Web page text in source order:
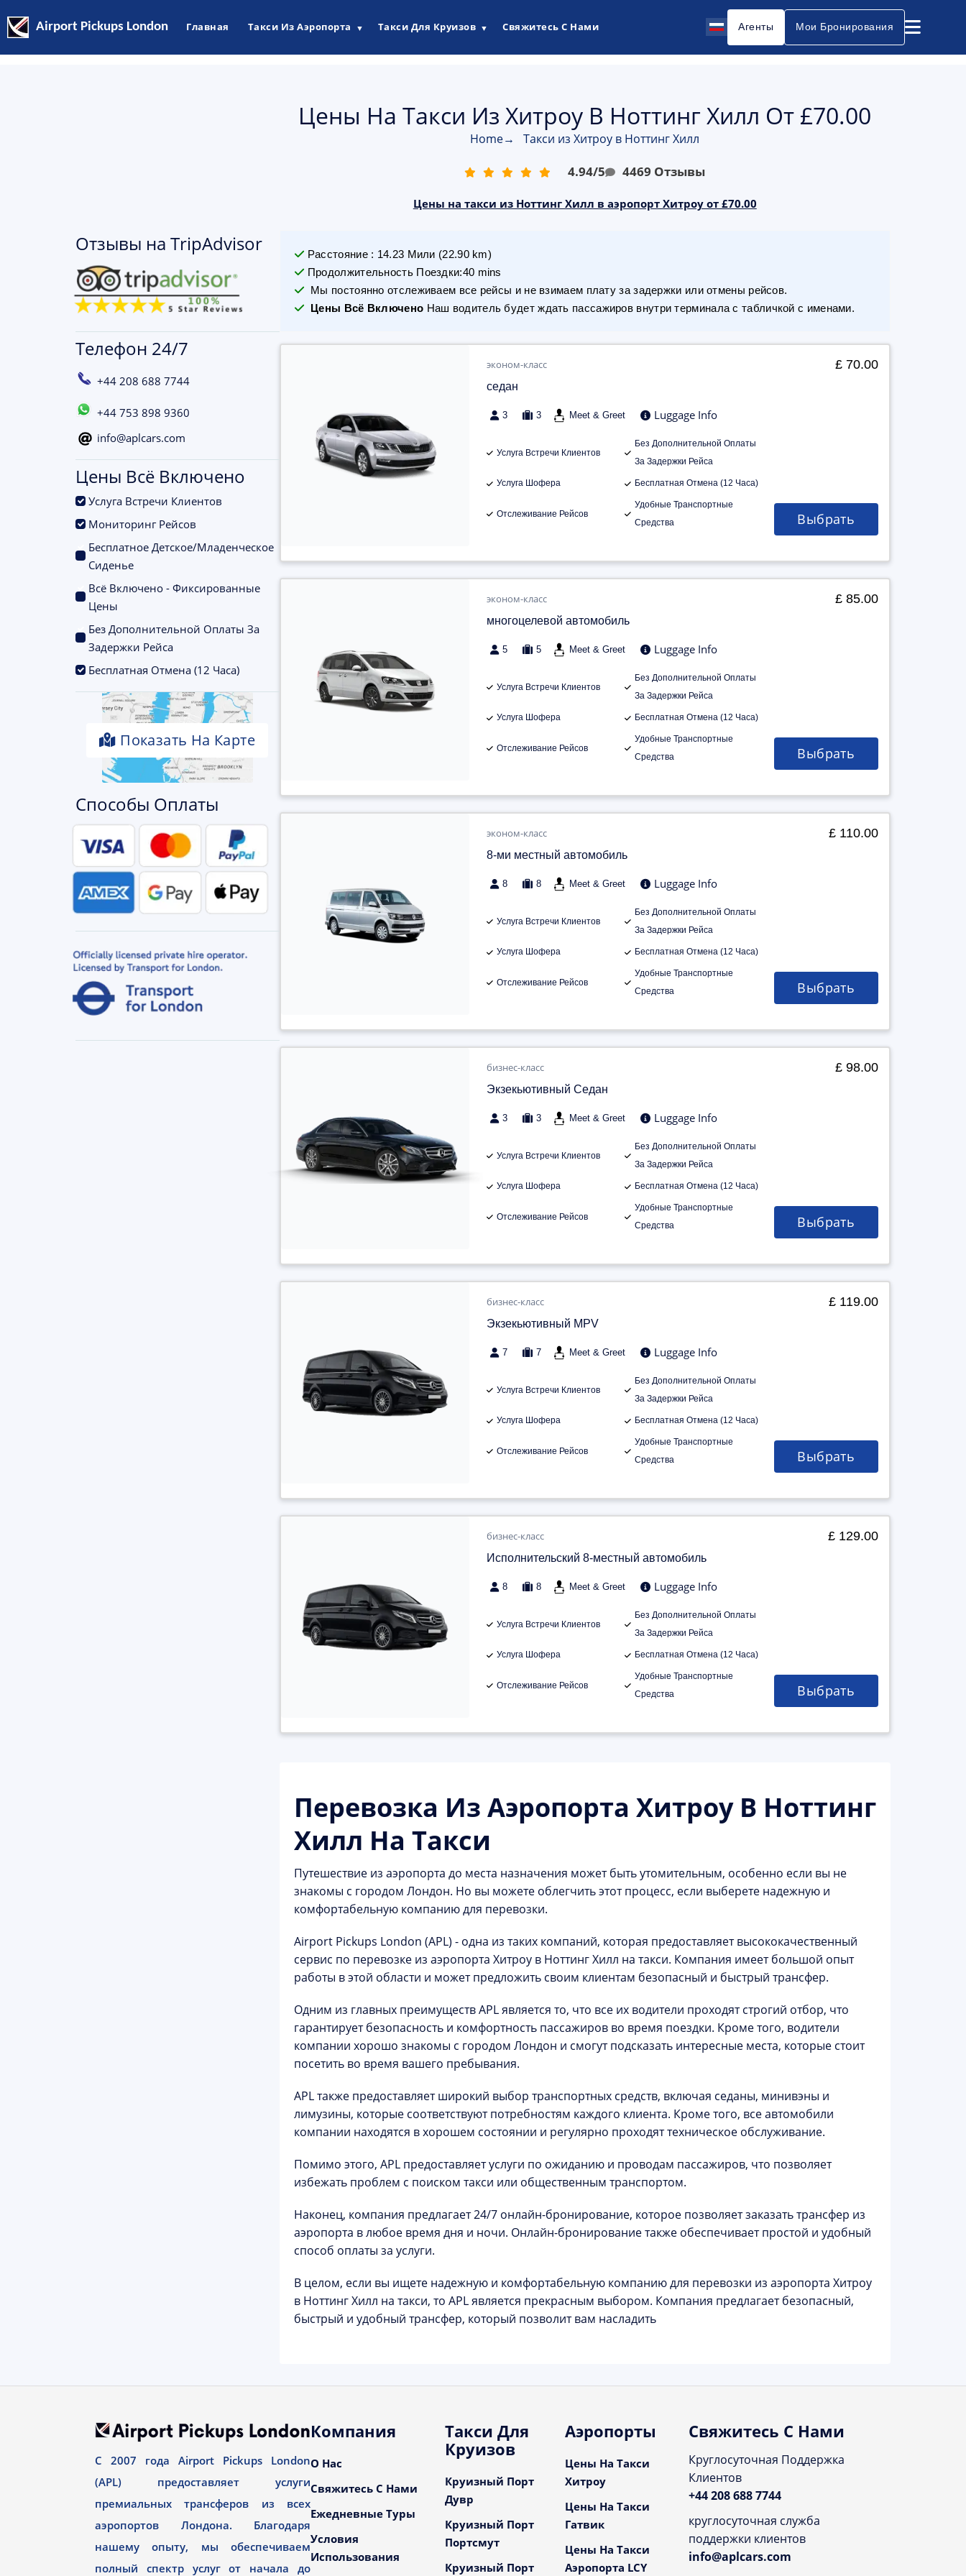
Airport Pickups London Главная Такси Из Аэропорта ▼ Такси Для Круизов ▼ Свяжитесь С Нами Агенты Мои Бронирования
Отзывы на TripAdvisor
Телефон 24/7
+44 208 688 7744
+44 753 898 9360
info@aplcars.com
Цены Всё Включено
Услуга Встречи Клиентов
Мониторинг Рейсов
Бесплатное Детское/Младенческое
Сиденье
Всё Включено - Фиксированные
Цены
Без Дополнительной Оплаты За
Задержки Рейса
Бесплатная Отмена (12 Часа)
Показать На Карте
Способы Оплаты
Цены На Такси Из Хитроу В Ноттинг Хилл От £70.00
Home→ Такси из Хитроу в Ноттинг Хилл
4.94/5 4469 Отзывы
Цены на такси из Ноттинг Хилл в аэропорт Хитроу от £70.00
Расстояние: 14.23 Мили (22.90km)
Продолжительность Поездки:40 mins
Мы постоянно отслеживаем все рейсы и не взимаем плату за задержки или отмены рейсов.
Цены Всё Включено Наш водитель будет ждать пассажиров внутри терминала с табличкой с именами.
эконом-класс
седан
3 3 Meet & Greet Luggage Info
Услуга Встречи Клиентов
Без Дополнительной Оплаты
За Задержки Рейса
Услуга Шофера Бесплатная Отмена (12 Часа)
Отслеживание Рейсов
Удобные Транспортные
Средства
£ 70.00
Выбрать
эконом-класс
многоцелевой автомобиль
5 5 Meet & Greet Luggage Info
Услуга Встречи Клиентов
Без Дополнительной Оплаты
За Задержки Рейса
Услуга Шофера Бесплатная Отмена (12 Часа)
Отслеживание Рейсов
Удобные Транспортные
Средства
£ 85.00
Выбрать
эконом-класс
8-ми местный автомобиль
8 8 Meet & Greet Luggage Info
Услуга Встречи Клиентов
Без Дополнительной Оплаты
За Задержки Рейса
Услуга Шофера Бесплатная Отмена (12 Часа)
Отслеживание Рейсов
Удобные Транспортные
Средства
£ 110.00
Выбрать
бизнес-класс
Экзекьютивный Седан
3 3 Meet & Greet Luggage Info
Услуга Встречи Клиентов
Без Дополнительной Оплаты
За Задержки Рейса
Услуга Шофера Бесплатная Отмена (12 Часа)
Отслеживание Рейсов
Удобные Транспортные
Средства
£ 98.00
Выбрать
бизнес-класс
Экзекьютивный MPV
7 7 Meet & Greet Luggage Info
Услуга Встречи Клиентов
Без Дополнительной Оплаты
За Задержки Рейса
Услуга Шофера Бесплатная Отмена (12 Часа)
Отслеживание Рейсов
Удобные Транспортные
Средства
£ 119.00
Выбрать
бизнес-класс
Исполнительский 8-местный автомобиль
8 8 Meet & Greet Luggage Info
Услуга Встречи Клиентов
Без Дополнительной Оплаты
За Задержки Рейса
Услуга Шофера Бесплатная Отмена (12 Часа)
Отслеживание Рейсов
Удобные Транспортные
Средства
£ 129.00
Выбрать
Перевозка Из Аэропорта Хитроу В Ноттинг
Хилл На Такси
Путешествие из аэропорта до места назначения может быть утомительным, особенно если вы не
знакомы с городом Лондон. Но вы можете облегчить этот процесс, если выберете надежную и
комфортабельную компанию для перевозки.
Airport Pickups London (APL) - одна из таких компаний, которая предоставляет высококачественный
сервис по перевозке из аэропорта Хитроу в Ноттинг Хилл на такси. Компания имеет большой опыт
работы в этой области и может предложить своим клиентам безопасный и быстрый трансфер.
Одним из главных преимуществ APL является то, что все их водители проходят строгий отбор, что
гарантирует безопасность и комфортность пассажиров во время поездки. Кроме того, водители
компании хорошо знакомы с городом Лондон и смогут подсказать интересные места, которые стоит
посетить во время вашего пребывания.
APL также предоставляет широкий выбор транспортных средств, включая седаны, минивэны и
лимузины, которые соответствуют потребностям каждого клиента. Кроме того, все автомобили
компании находятся в хорошем состоянии и регулярно проходят техническое обслуживание.
Помимо этого, APL предоставляет услуги по ожиданию и проводам пассажиров, что позволяет
избежать проблем с поиском такси или общественным транспортом.
Наконец, компания предлагает 24/7 онлайн-бронирование, которое позволяет заказать трансфер из
аэропорта в любое время дня и ночи. Онлайн-бронирование также обеспечивает простой и удобный
способ оплаты за услуги.
В целом, если вы ищете надежную и комфортабельную компанию для перевозки из аэропорта Хитроу
в Ноттинг Хилл на такси, то APL является прекрасным выбором. Компания предлагает безопасный,
быстрый и удобный трансфер, который позволит вам насладить
С 2007 года Airport Pickups London
(APL) предоставляет услуги
премиальных трансферов из всех
аэропортов Лондона. Благодаря
нашему опыту, мы обеспечиваем
полный спектр услуг от начала до
Компания
О Нас
Свяжитесь С Нами
Ежедневные Туры
Условия
Использования
Такси Для
Круизов
Круизный Порт
Дувр
Круизный Порт
Портсмут
Круизный Порт
Аэропорты
Цены На Такси
Хитроу
Цены На Такси
Гатвик
Цены На Такси
Аэропорта LCY
Свяжитесь С Нами
Круглосуточная Поддержка
Клиентов
+44 208 688 7744
круглосуточная служба
поддержки клиентов
info@aplcars.com